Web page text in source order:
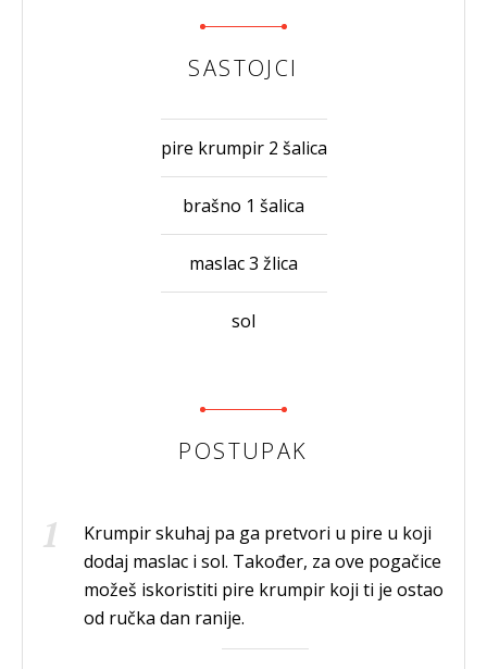
SASTOJCI
pire krumpir 2 šalica
brašno 1 šalica
maslac 3 žlica
sol
POSTUPAK
Krumpir skuhaj pa ga pretvori u pire u koji
dodaj maslac i sol. Također, za ove pogačice
možeš iskoristiti pire krumpir koji ti je ostao
od ručka dan ranije.